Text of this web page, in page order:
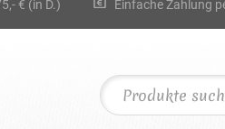
€ (in D.)
Einfache Zahlung